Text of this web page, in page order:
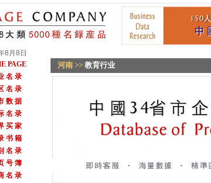
8月8日
PAGE
名 录
名 录
数 据
名 录
买 家
书 籍
名 录
号 簿
名 录
河南 >> 教育行业